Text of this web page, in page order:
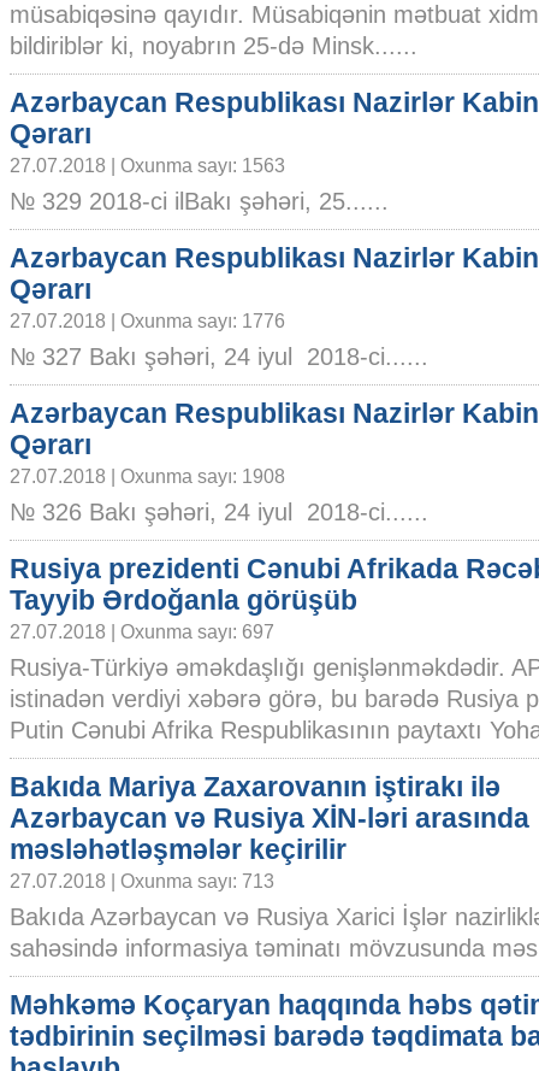
müsabiqəsinə qayıdır. Müsabiqənin mətbuat
bildiriblər ki, noyabrın 25-də Minsk......
Azərbaycan Respublikası Nazirlər
Qərarı
27.07.2018 | Oxunma sayı: 1563
№ 329 2018-ci ilBakı şəhəri, 25......
Azərbaycan Respublikası Nazirlər
Qərarı
27.07.2018 | Oxunma sayı: 1776
№ 327 Bakı şəhəri, 24 iyul 2018-ci......
Azərbaycan Respublikası Nazirlər
Qərarı
27.07.2018 | Oxunma sayı: 1908
№ 326 Bakı şəhəri, 24 iyul 2018-ci......
Rusiya prezidenti Cənubi Afrikada
Tayyib Ərdoğanla görüşüb
27.07.2018 | Oxunma sayı: 697
Rusiya-Türkiyə əməkdaşlığı genişlənməkdədir.
istinadən verdiyi xəbərə görə, bu barədə Rusiya
Putin Cənubi Afrika Respublikasının paytaxtı
Bakıda Mariya Zaxarovanın iştirakı ilə
Azərbaycan və Rusiya XİN-ləri arasında
məsləhətləşmələr keçirilir
27.07.2018 | Oxunma sayı: 713
Bakıda Azərbaycan və Rusiya Xarici İşlər
sahəsində informasiya təminatı mövzusunda
Məhkəmə Koçaryan haqqında həbs
tədbirinin seçilməsi barədə təqdimata